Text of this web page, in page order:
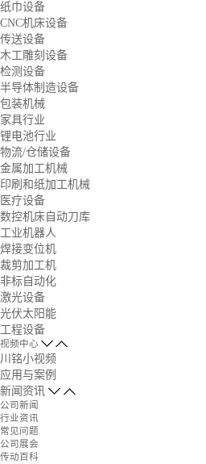
纸巾设备
CNC机床设备
传送设备
木工雕刻设备
检测设备
半导体制造设备
包装机械
家具行业
锂电池行业
物流/仓储设备
金属加工机械
印刷和纸加工机械
医疗设备
数控机床自动刀库
工业机器人
焊接变位机
裁剪加工机
非标自动化
激光设备
光伏太阳能
工程设备
视频中心
川铭小视频
应用与案例
新闻资讯
公司新闻
行业资讯
常见问题
公司展会
传动百科